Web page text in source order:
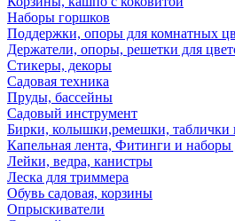
Наборы горшков
Поддержки, опоры для комнатных
Держатели, опоры, решетки для
Стикеры, декоры
Садовая техника
Пруды, бассейны
Садовый инструмент
Бирки, колышки,ремешки, таблички
Капельная лента, Фитинги и наборы
Лейки, ведра, канистры
Леска для триммера
Обувь садовая, корзины
Опрыскиватели